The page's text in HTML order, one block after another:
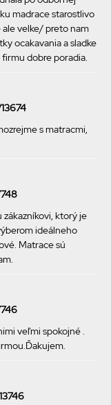
madrace starostlivo
ale velke/ preto nam
ocakavania a sladke
dobre poradia.
s matracmi,
ktorý je
ideálneho
Matrace sú
veľmi spokojné .